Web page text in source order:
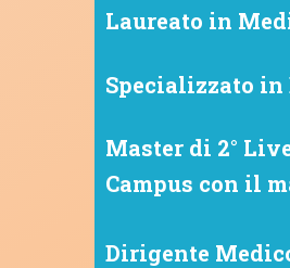
Laureato in
Specializzato in
Master di 2°
Campus con il
Dirigente